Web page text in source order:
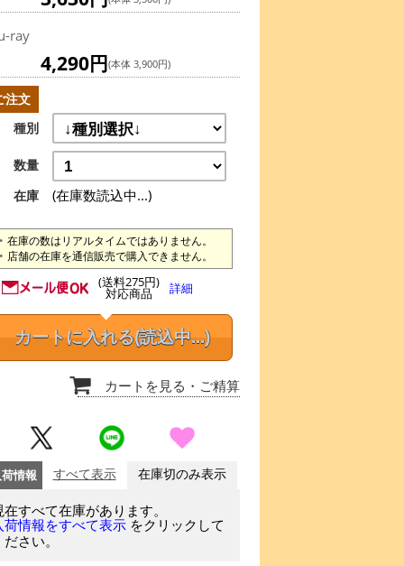
ray
4,290円(本体 3,900円)
注文
種別
数量
在庫
(在庫数読込中...)
在庫の数はリアルタイムではありません。
店舗の在庫を通信販売で購入できません。
(送料275円)
対応商品 詳細
カートに入れる(読込中...)
カートを見る ・ご精算
情報 すべて表示 在庫切のみ表示
在すべて在庫があります。
荷情報をすべて表示 をクリックして
さい。